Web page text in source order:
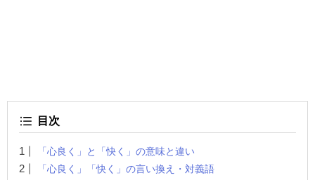
目次
「心良く」と「快く」の意味と違い
「心良く」「快く」の言い換え・対義語